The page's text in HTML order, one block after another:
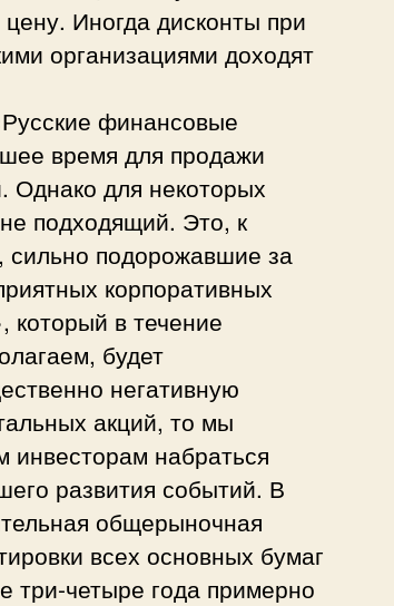
Иногда дисконты при
организациями доходят
финансовые
время для продажи
Однако для некоторых
подходящий. Это, к
сильно подорожавшие за
корпоративных
который в течение
будет
негативную
акций, то мы
набраться
развития событий. В
общерыночная
всех основных бумаг
три-четыре года примерно